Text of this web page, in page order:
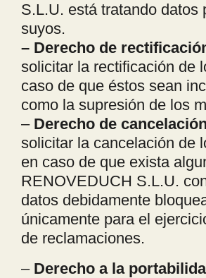
S.L.U. está tratando datos
suyos.
– Derecho de
solicitar la rectificación de
caso de que éstos sean
como la supresión de los
–Derecho de
solicitar la cancelación de
en caso de que exista
RENOVEDUCH S.L.U.
datos debidamente
únicamente para el
de reclamaciones.
–Derecho a la